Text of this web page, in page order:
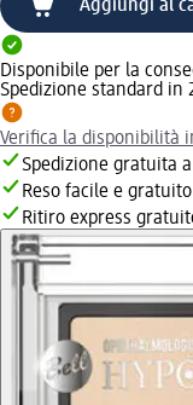
Aggiungi al
Disponibile per la
Spedizione standard in
Verifica la disponibilità
Spedizione gratuita
Reso facile e gratuito
Ritiro express